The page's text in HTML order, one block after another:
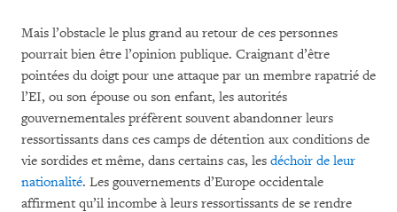
Mais l’obstacle le plus grand au retour de ces personnes
pourrait bien être l’opinion publique. Craignant d’être
pointées du doigt pour une attaque par un membre rapatrié de
l’EI, ou son épouse ou son enfant, les autorités
gouvernementales préfèrent souvent abandonner leurs
ressortissants dans ces camps de détention aux conditions de
vie sordides et même, dans certains cas, les déchoir de leur
nationalité. Les gouvernements d’Europe occidentale
affirment qu’il incombe à leurs ressortissants de se rendre